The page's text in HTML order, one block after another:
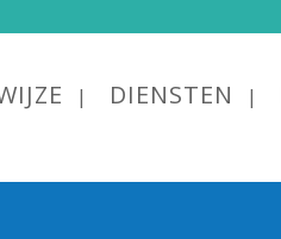
DIENSTEN